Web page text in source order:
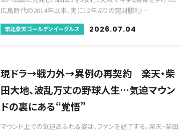
広島時代の2014年以来、実に12年ぶりの完封勝利…
東北楽天ゴールデンイーグルス 2026.07.04
現ドラ→戦力外→異例の再契約 楽天・柴
田大地、波乱万丈の野球人生…気迫マウン
ドの裏にある“覚悟”
マウンド上での気迫あふれる姿は、ファンを魅了する。楽天・柴田